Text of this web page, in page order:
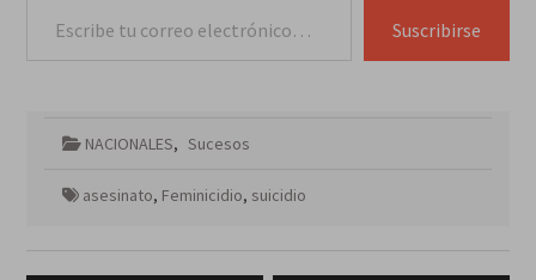
Suscribirse
NACIONALES, Sucesos
asesinato, Feminicidio, suicidio